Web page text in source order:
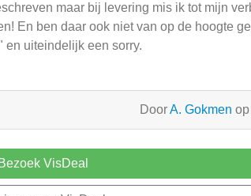
maar bij levering mis ik tot mijn
En ben daar ook niet van op de hoogte
en uiteindelijk een sorry.
DoorA. Gokmen
Bezoek VisDeal